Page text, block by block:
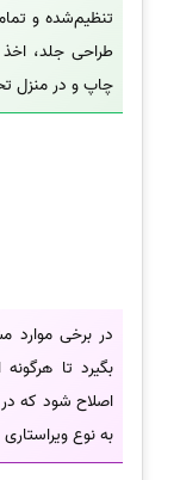
تنظیم‌شده و
طراحی جلد،
چاپ و در منزل
در برخی موارد
بگیرد تا
اصلاح شود که در
به نوع